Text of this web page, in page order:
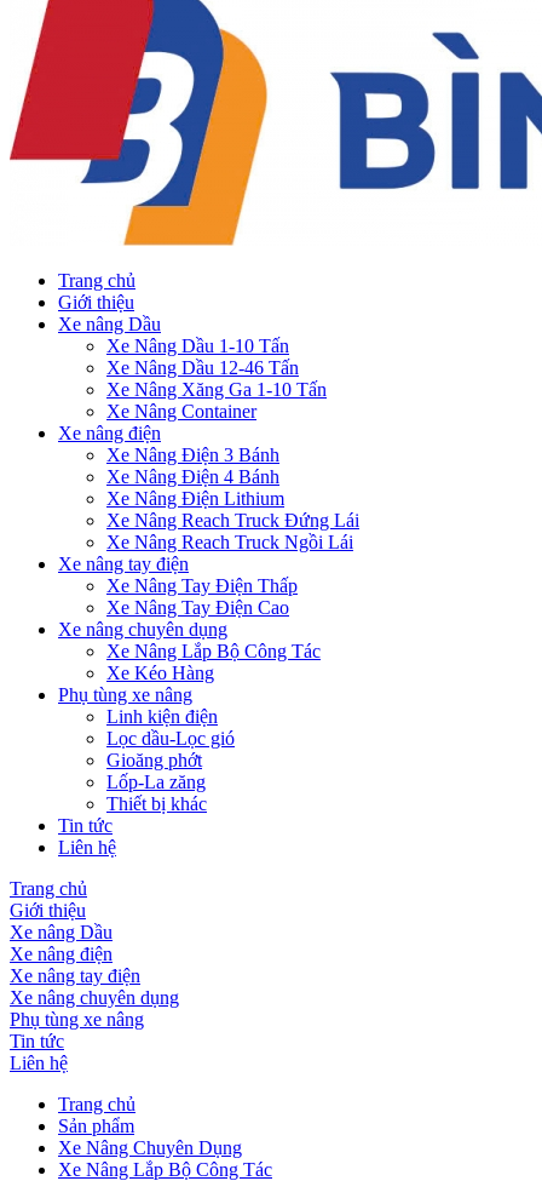
Trang chủ
Giới thiệu
Xe nâng Dầu
Xe Nâng Dầu 1-10 Tấn
Xe Nâng Dầu 12-46 Tấn
Xe Nâng Xăng Ga 1-10 Tấn
Xe Nâng Container
Xe nâng điện
Xe Nâng Điện 3 Bánh
Xe Nâng Điện 4 Bánh
Xe Nâng Điện Lithium
Xe Nâng Reach Truck Đứng Lái
Xe Nâng Reach Truck Ngồi Lái
Xe nâng tay điện
Xe Nâng Tay Điện Thấp
Xe Nâng Tay Điện Cao
Xe nâng chuyên dụng
Xe Nâng Lắp Bộ Công Tác
Xe Kéo Hàng
Phụ tùng xe nâng
Linh kiện điện
Lọc dầu-Lọc gió
Gioăng phớt
Lốp-La zăng
Thiết bị khác
Tin tức
Liên hệ
Trang chủ
Giới thiệu
Xe nâng Dầu
Xe nâng điện
Xe nâng tay điện
Xe nâng chuyên dụng
Phụ tùng xe nâng
Tin tức
Liên hệ
Trang chủ
Sản phẩm
Xe Nâng Chuyên Dụng
Xe Nâng Lắp Bộ Công Tác